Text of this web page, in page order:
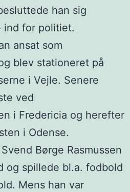
han sig
ind for politiet.
ansat som
blev stationeret på
i Vejle. Senere
ved
i Fredericia og herefter
i Odense.
Børge Rasmussen
og spillede bl.a. fodbold
Mens han var